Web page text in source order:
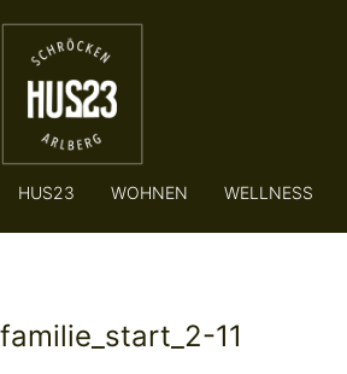
HUS23 WOHNEN WELLNESS
familie_start_2-11